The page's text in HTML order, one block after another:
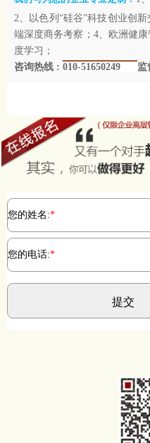
2、以色列“硅谷”科技创业创
端深度商务考察；4、欧洲健
度学习；
咨询热线 : 010-51650249 监